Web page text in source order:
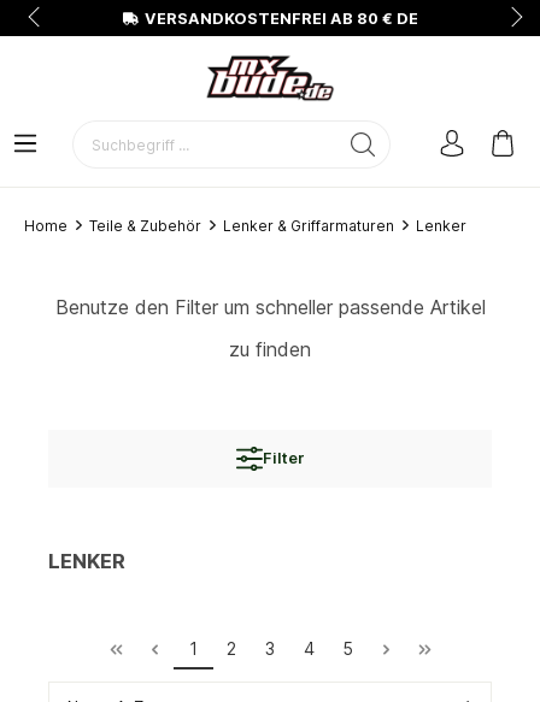
VERSANDKOSTENFREI AB 80 € DE
Home Teile & Zubehör Lenker & Griffarmaturen Lenker
Benutze den Filter um schneller passende Artikel
zu finden
Filter
LENKER
1 2 3 4 5